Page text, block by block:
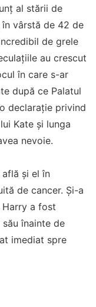
al stării de
în vârstă de 42 de
de grele
au crescut
în care s-ar
după ce Palatul
declarație privind
Kate și lunga
nevoie.
află și el în
de cancer. Și-a
a fost
înainte de
imediat spre